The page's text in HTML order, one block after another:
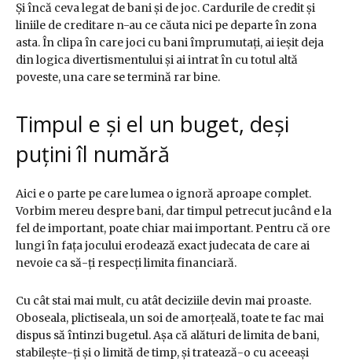
Și încă ceva legat de bani și de joc. Cardurile de credit și
liniile de creditare n-au ce căuta nici pe departe în zona
asta. În clipa în care joci cu bani împrumutați, ai ieșit deja
din logica divertismentului și ai intrat în cu totul altă
poveste, una care se termină rar bine.
Timpul e și el un buget, deși
puțini îl numără
Aici e o parte pe care lumea o ignoră aproape complet.
Vorbim mereu despre bani, dar timpul petrecut jucând e la
fel de important, poate chiar mai important. Pentru că ore
lungi în fața jocului erodează exact judecata de care ai
nevoie ca să-ți respecți limita financiară.
Cu cât stai mai mult, cu atât deciziile devin mai proaste.
Oboseala, plictiseala, un soi de amorțeală, toate te fac mai
dispus să întinzi bugetul. Așa că alături de limita de bani,
stabilește-ți și o limită de timp, și tratează-o cu aceeași